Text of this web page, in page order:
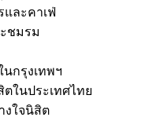
และคาเฟ่
ชมรม
กรุงเทพฯ
ในประเทศไทย
งใจนิสิต